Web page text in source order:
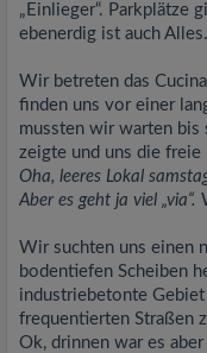
„Einlieger“. Parkplätze
ebenerdig ist auch Alles.
Wir betreten das
finden uns vor einer
mussten wir warten
zeigte und uns die freie
Oha, leeres Lokal
Aber es geht ja viel „via“.
Wir suchten uns einen
bodentiefen Scheiben
industriebetonte
frequentierten Straßen
Ok, drinnen war es